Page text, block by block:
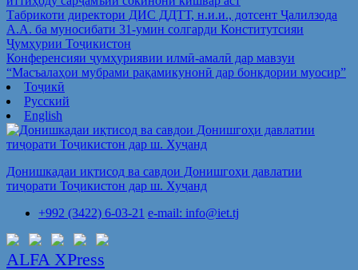
Табрикоти директори ДИС ДДТТ, н.и.и., дотсент Ҷалилзода
А.А. ба муносибати 31-умин солгарди Конститутсияи
Ҷумҳурии Тоҷикистон
Конференсияи ҷумҳуриявии илмӣ-амалӣ дар мавзуи
“Масъалаҳои мубрами рақамикунонӣ дар бонкдории муосир”
Тоҷикӣ
Русский
English
Донишкадаи иқтисод ва савдои Донишгоҳи давлатии
тиҷорати Тоҷикистон дар ш. Хуҷанд
+992 (3422) 6-03-21 e-mail: info@iet.tj
ALFA XPress